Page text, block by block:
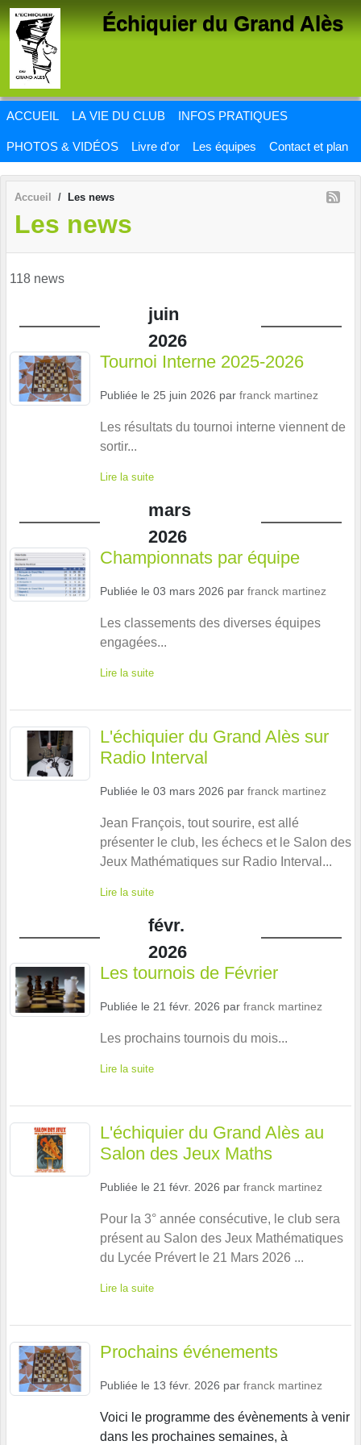
Échiquier du Grand Alès
ACCUEIL LA VIE DU CLUB INFOS PRATIQUES
PHOTOS & VIDÉOS Livre d'or Les équipes Contact et plan
Accueil Les news
Les news
118 news
juin
2026
Tournoi Interne 2025-2026
Publiée le 25 juin 2026 par franck martinez
Les résultats du tournoi interne viennent de
sortir...
Lire la suite
mars
2026
Championnats par équipe
Publiée le 03 mars 2026 par franck martinez
Les classements des diverses équipes
engagées...
Lire la suite
L'échiquier du Grand Alès sur
Radio Interval
Publiée le 03 mars 2026 par franck martinez
Jean François, tout sourire, est allé
présenter le club, les échecs et le Salon des
Jeux Mathématiques sur Radio Interval...
Lire la suite
févr.
2026
Les tournois de Février
Publiée le 21 févr. 2026 par franck martinez
Les prochains tournois du mois...
Lire la suite
L'échiquier du Grand Alès au
Salon des Jeux Maths
Publiée le 21 févr. 2026 par franck martinez
Pour la 3° année consécutive, le club sera
présent au Salon des Jeux Mathématiques
du Lycée Prévert le 21 Mars 2026 ...
Lire la suite
Prochains événements
Publiée le 13 févr. 2026 par franck martinez
Voici le programme des évènements à venir
dans les prochaines semaines, à
Panneau de gestion des cookies